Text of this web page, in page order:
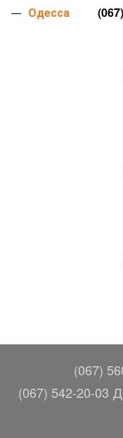
Одесса (067)
(067)
(067) 542-20-03